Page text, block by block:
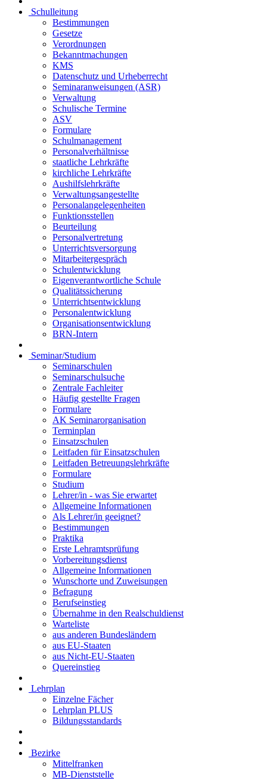
Schulleitung
Bestimmungen
Gesetze
Verordnungen
Bekanntmachungen
KMS
Datenschutz und Urheberrecht
Seminaranweisungen (ASR)
Verwaltung
Schulische Termine
ASV
Formulare
Schulmanagement
Personalverhältnisse
staatliche Lehrkräfte
kirchliche Lehrkräfte
Aushilfslehrkräfte
Verwaltungsangestellte
Personalangelegenheiten
Funktionsstellen
Beurteilung
Personalvertretung
Unterrichtsversorgung
Mitarbeitergespräch
Schulentwicklung
Eigenverantwortliche Schule
Qualitätssicherung
Unterrichtsentwicklung
Personalentwicklung
Organisationsentwicklung
BRN-Intern
Seminar/Studium
Seminarschulen
Seminarschulsuche
Zentrale Fachleiter
Häufig gestellte Fragen
Formulare
AK Seminarorganisation
Terminplan
Einsatzschulen
Leitfaden für Einsatzschulen
Leitfaden Betreuungslehrkräfte
Formulare
Studium
Lehrer/in - was Sie erwartet
Allgemeine Informationen
Als Lehrer/in geeignet?
Bestimmungen
Praktika
Erste Lehramtsprüfung
Vorbereitungsdienst
Allgemeine Informationen
Wunschorte und Zuweisungen
Befragung
Berufseinstieg
Übernahme in den Realschuldienst
Warteliste
aus anderen Bundesländern
aus EU-Staaten
aus Nicht-EU-Staaten
Quereinstieg
Lehrplan
Einzelne Fächer
Lehrplan PLUS
Bildungsstandards
Bezirke
Mittelfranken
MB-Dienststelle